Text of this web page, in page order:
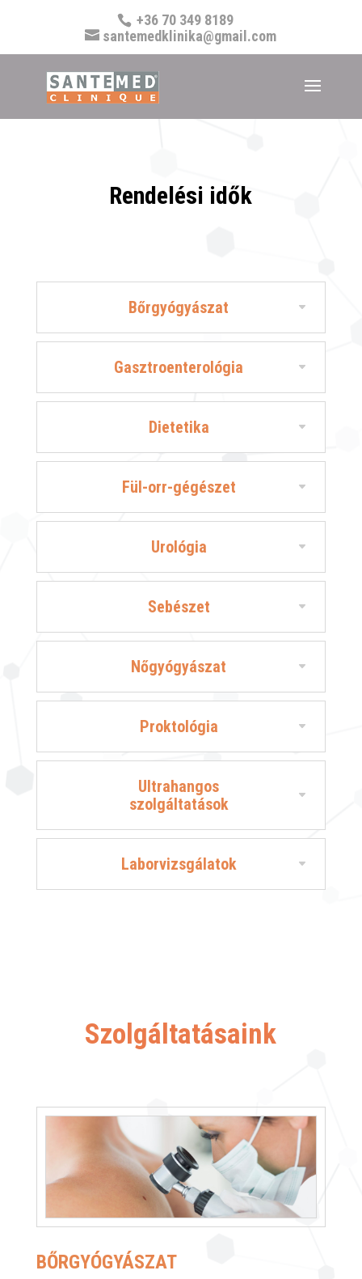
+36 70 349 8189
santemedklinika@gmail.com
Rendelési idők
Bőrgyógyászat
Gasztroenterológia
Dietetika
Fül-orr-gégészet
Urológia
Sebészet
Nőgyógyászat
Proktológia
Ultrahangos
szolgáltatások
Laborvizsgálatok
Szolgáltatásaink
BŐRGYÓGYÁSZAT